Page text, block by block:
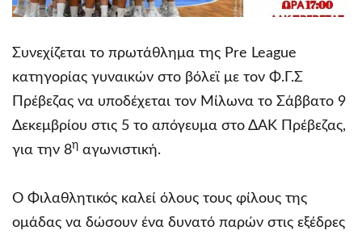
Συνεχίζεται το πρωτάθλημα της Pre League
κατηγορίας γυναικών στο βόλεϊ με τον Φ.Γ.Σ
Πρέβεζας να υποδέχεται τον Μίλωνα το Σάββατο 9
Δεκεμβρίου στις 5 το απόγευμα στο ΔΑΚ Πρέβεζας,
για την 8η αγωνιστική.
Ο Φιλαθλητικός καλεί όλους τους φίλους της
ομάδας να δώσουν ένα δυνατό παρών στις εξέδρες